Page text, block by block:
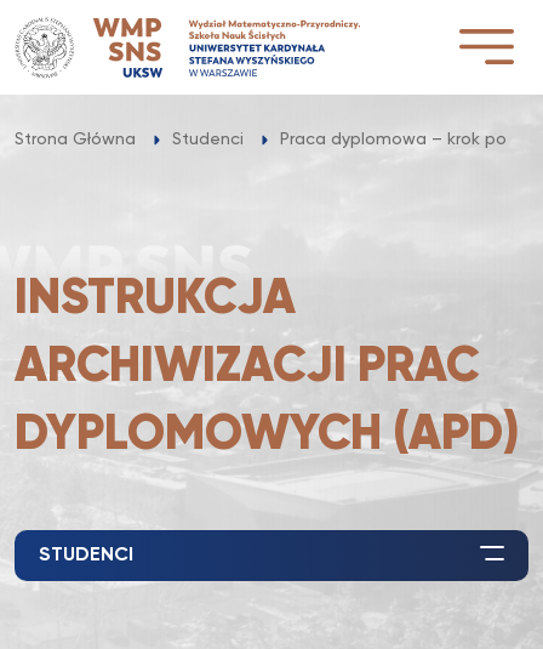
Przejdź
do
treści
Strona Główna Studenci Praca dyplomowa – krok po
INSTRUKCJA
ARCHIWIZACJI PRAC
DYPLOMOWYCH (APD)
STUDENCI